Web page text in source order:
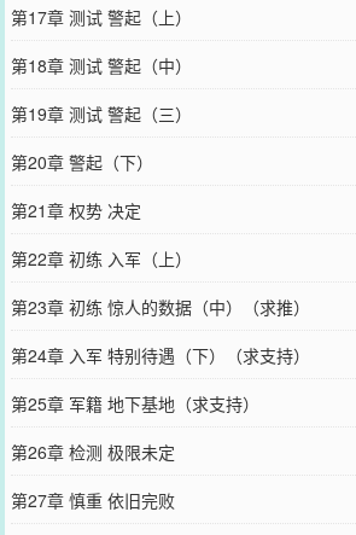
第17章 测试 警起（上）
第18章 测试 警起（中）
第19章 测试 警起（三）
第20章 警起（下）
第21章 权势 决定
第22章 初练 入军（上）
第23章 初练 惊人的数据（中）（求推）
第24章 入军 特别待遇（下）（求支持）
第25章 军籍 地下基地（求支持）
第26章 检测 极限未定
第27章 慎重 依旧完败